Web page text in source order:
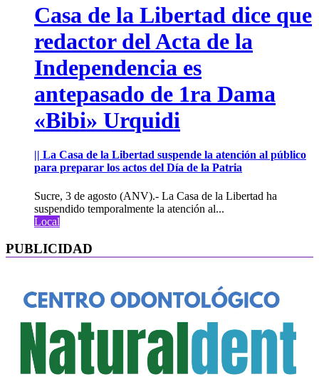
Casa de la Libertad dice que
redactor del Acta de la
Independencia es
antepasado de 1ra Dama
«Bibi» Urquidi
|| La Casa de la Libertad suspende la atención al público
para preparar los actos del Día de la Patria
Sucre, 3 de agosto (ANV).- La Casa de la Libertad ha
suspendido temporalmente la atención al...
Local
PUBLICIDAD